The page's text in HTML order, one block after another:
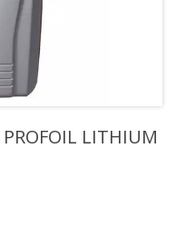
LITHIUM